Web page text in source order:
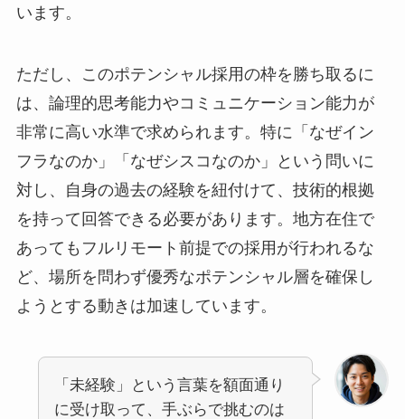
います。
ただし、このポテンシャル採用の枠を勝ち取るに
は、論理的思考能力やコミュニケーション能力が
非常に高い水準で求められます。特に「なぜイン
フラなのか」「なぜシスコなのか」という問いに
対し、自身の過去の経験を紐付けて、技術的根拠
を持って回答できる必要があります。地方在住で
あってもフルリモート前提での採用が行われるな
ど、場所を問わず優秀なポテンシャル層を確保し
ようとする動きは加速しています。
「未経験」という言葉を額面通り
に受け取って、手ぶらで挑むのは